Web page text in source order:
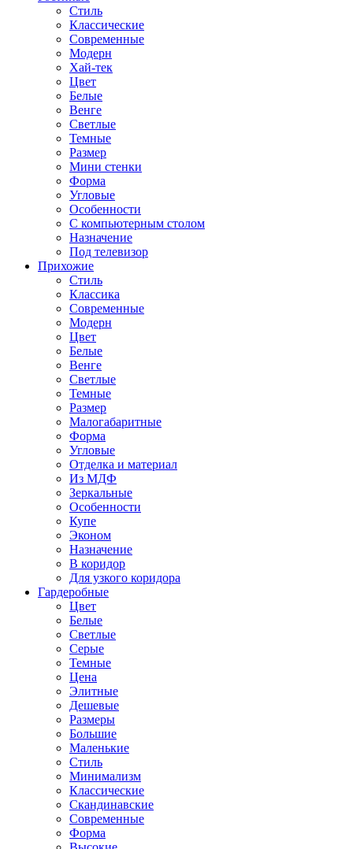
Стиль
Классические
Современные
Модерн
Хай-тек
Цвет
Белые
Венге
Светлые
Темные
Размер
Мини стенки
Форма
Угловые
Особенности
С компьютерным столом
Назначение
Под телевизор
Прихожие
Стиль
Классика
Современные
Модерн
Цвет
Белые
Венге
Светлые
Темные
Размер
Малогабаритные
Форма
Угловые
Отделка и материал
Из МДФ
Зеркальные
Особенности
Купе
Эконом
Назначение
В коридор
Для узкого коридора
Гардеробные
Цвет
Белые
Светлые
Серые
Темные
Цена
Элитные
Дешевые
Размеры
Большие
Маленькие
Стиль
Минимализм
Классические
Скандинавские
Современные
Форма